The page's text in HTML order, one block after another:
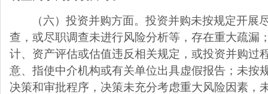
（六）投资并购方面。投资并购未按规定开展
查，或尽职调查未进行风险分析等，存在重大疏漏
计、资产评估或估值违反相关规定，或投资并购过
意、指使中介机构或有关单位出具虚假报告；未按
决策和审批程序，决策未充分考虑重大风险因素，